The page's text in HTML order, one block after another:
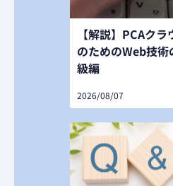
【解説】PCAク
のためのWeb技術
級編
2026/08/07